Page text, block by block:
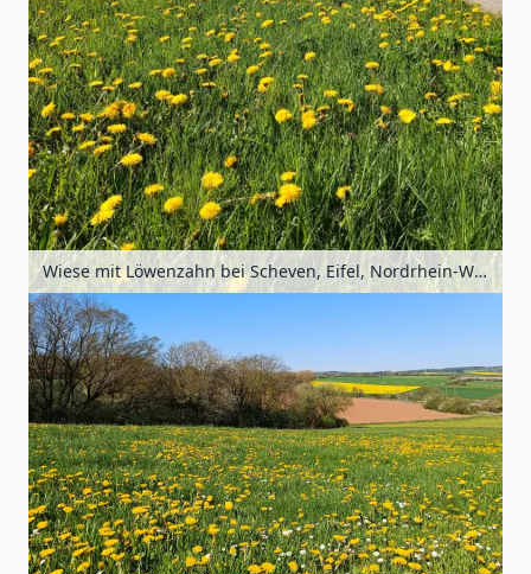
Wiese mit Löwenzahn bei Scheven, Eifel, Nordrhein-Westfalen, Deutschland